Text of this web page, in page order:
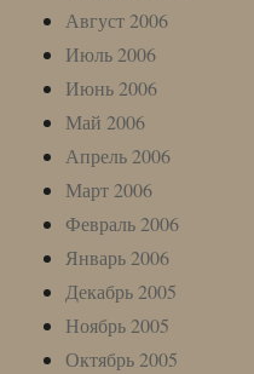
Август 2006
Июль 2006
Июнь 2006
Май 2006
Апрель 2006
Март 2006
Февраль 2006
Январь 2006
Декабрь 2005
Ноябрь 2005
Октябрь 2005